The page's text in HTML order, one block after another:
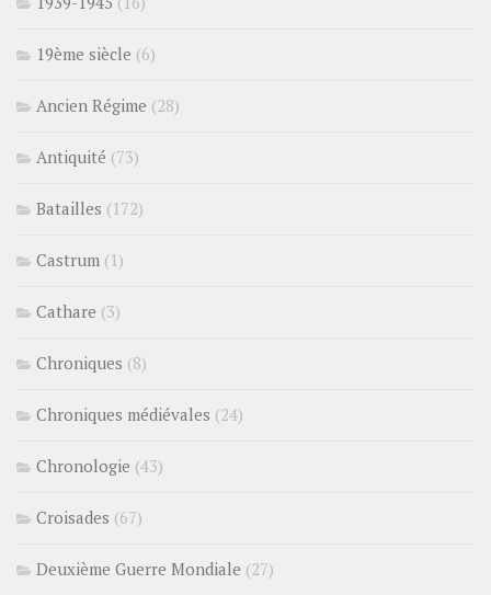
19ème siècle (6)
Ancien Régime (28)
Antiquité (73)
Batailles (172)
Castrum (1)
Cathare (3)
Chroniques (8)
Chroniques médiévales (24)
Chronologie (43)
Croisades (67)
Deuxième Guerre Mondiale (27)